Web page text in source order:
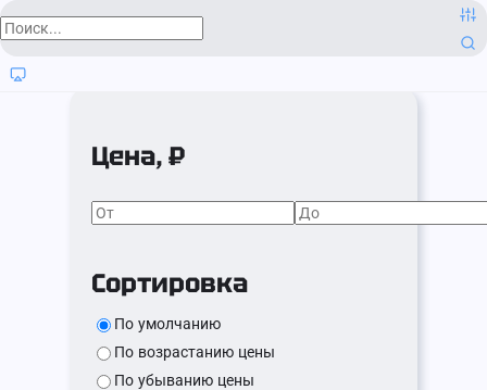
Цена, ₽
Сортировка
По умолчанию
По возрастанию цены
По убыванию цены